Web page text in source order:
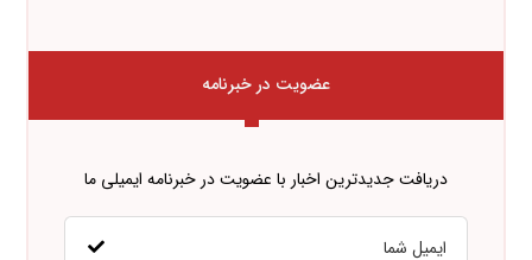
عضویت در خبرنامه
دریافت جدیدترین اخبار با عضویت در خبرنامه ایمیلی ما